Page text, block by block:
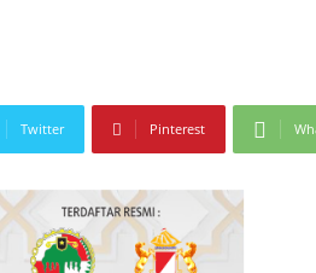
Twitter Pinterest